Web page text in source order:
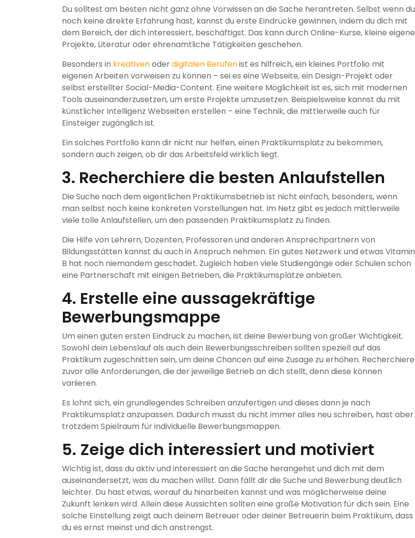
Du solltest am besten nicht ganz ohne Vorwissen an die Sache herantreten. Selbst wenn du
noch keine direkte Erfahrung hast, kannst du erste Eindrücke gewinnen, indem du dich mit
dem Bereich, der dich interessiert, beschäftigst. Das kann durch Online-Kurse, kleine eigene
Projekte, Literatur oder ehrenamtliche Tätigkeiten geschehen.
Besonders in kreativenoderdigitalen Berufenist es hilfreich, ein kleines Portfolio mit
eigenen Arbeiten vorweisen zu können – sei es eine Webseite, ein Design-Projekt oder
selbst erstellter Social-Media-Content. Eine weitere Möglichkeit ist es, sich mit modernen
Tools auseinanderzusetzen, um erste Projekte umzusetzen. Beispielsweise kannst du mit
künstlicher Intelligenz Webseiten erstellen – eine Technik, die mittlerweile auch für
Einsteiger zugänglich ist.
Ein solches Portfolio kann dir nicht nur helfen, einen Praktikumsplatz zu bekommen,
sondern auch zeigen, ob dir das Arbeitsfeld wirklich liegt.
3. Recherchiere die besten Anlaufstellen
Die Suche nach dem eigentlichen Praktikumsbetrieb ist nicht einfach, besonders, wenn
man selbst noch keine konkreten Vorstellungen hat. Im Netz gibt es jedoch mittlerweile
viele tolle Anlaufstellen, um den passenden Praktikumsplatz zu finden.
Die Hilfe von Lehrern, Dozenten, Professoren und anderen Ansprechpartnern von
Bildungsstätten kannst du auch in Anspruch nehmen. Ein gutes Netzwerk und etwas Vitamin
B hat noch niemandem geschadet. Zugleich haben viele Studiengänge oder Schulen schon
eine Partnerschaft mit einigen Betrieben, die Praktikumsplätze anbieten.
4. Erstelle eine aussagekräftige
Bewerbungsmappe
Um einen guten ersten Eindruck zu machen, ist deine Bewerbung von großer Wichtigkeit.
Sowohl dein Lebenslauf als auch dein Bewerbungsschreiben sollten speziell auf das
Praktikum zugeschnitten sein, um deine Chancen auf eine Zusage zu erhöhen. Recherchiere
zuvor alle Anforderungen, die der jeweilige Betrieb an dich stellt, denn diese können
variieren.
Es lohnt sich, ein grundlegendes Schreiben anzufertigen und dieses dann je nach
Praktikumsplatz anzupassen. Dadurch musst du nicht immer alles neu schreiben, hast aber
trotzdem Spielraum für individuelle Bewerbungsmappen.
5. Zeige dich interessiert und motiviert
Wichtig ist, dass du aktiv und interessiert an die Sache herangehst und dich mit dem
auseinandersetzt, was du machen willst. Dann fällt dir die Suche und Bewerbung deutlich
leichter. Du hast etwas, worauf du hinarbeiten kannst und was möglicherweise deine
Zukunft lenken wird. Allein diese Aussichten sollten eine große Motivation für dich sein. Eine
solche Einstellung zeigt auch deinem Betreuer oder deiner Betreuerin beim Praktikum, dass
du es ernst meinst und dich anstrengst.